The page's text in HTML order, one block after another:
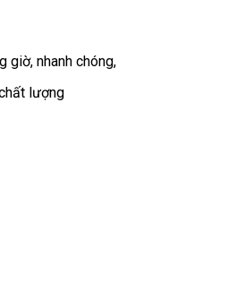
giờ, nhanh chóng,
lượng